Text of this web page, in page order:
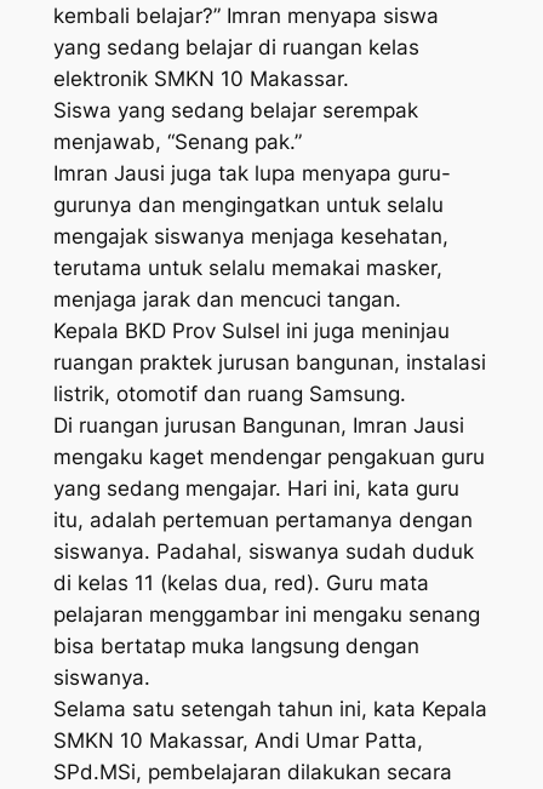
kembali belajar?” Imran menyapa siswa
yang sedang belajar di ruangan kelas
elektronik SMKN 10 Makassar.
Siswa yang sedang belajar serempak
menjawab, “Senang pak.”
Imran Jausi juga tak lupa menyapa guru-
gurunya dan mengingatkan untuk selalu
mengajak siswanya menjaga kesehatan,
terutama untuk selalu memakai masker,
menjaga jarak dan mencuci tangan.
Kepala BKD Prov Sulsel ini juga meninjau
ruangan praktek jurusan bangunan, instalasi
listrik, otomotif dan ruang Samsung.
Di ruangan jurusan Bangunan, Imran Jausi
mengaku kaget mendengar pengakuan guru
yang sedang mengajar. Hari ini, kata guru
itu, adalah pertemuan pertamanya dengan
siswanya. Padahal, siswanya sudah duduk
di kelas 11 (kelas dua, red). Guru mata
pelajaran menggambar ini mengaku senang
bisa bertatap muka langsung dengan
siswanya.
Selama satu setengah tahun ini, kata Kepala
SMKN 10 Makassar, Andi Umar Patta,
SPd.MSi, pembelajaran dilakukan secara